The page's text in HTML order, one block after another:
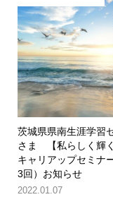
茨城県県南生涯学習
さま 【私らしく輝
キャリアップセミナ
3回）お知らせ
2022.01.07